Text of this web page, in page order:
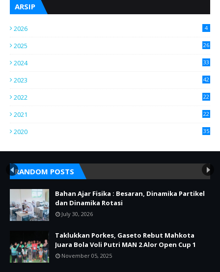
ARSIP
2026 4
2025 26
2024 33
2023 42
2022 22
2021 22
2020 35
RANDOM POSTS
Bahan Ajar Fisika : Besaran, Dinamika Partikel
dan Dinamika Rotasi
July 30, 2026
Taklukkan Porkes, Gaseto Rebut Mahkota
Juara Bola Voli Putri MAN 2 Alor Open Cup 1
November 05, 2025